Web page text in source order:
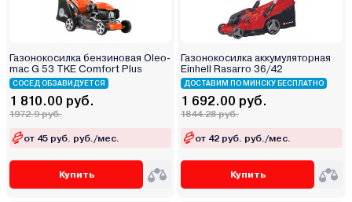
Газонокосилка бензиновая Oleo-
mac G 53 TKE Comfort Plus
СОСЕД ОБЗАВИДУЕТСЯ
1 810.00 руб.
1972.9 руб.
от 45 руб. руб./мес.
Купить
Газонокосилка аккумуляторная
Einhell Rasarro 36/42
ДОСТАВИМ ПО МИНСКУ БЕСПЛАТНО
1 692.00 руб.
1844.28 руб.
от 42 руб. руб./мес.
Купить